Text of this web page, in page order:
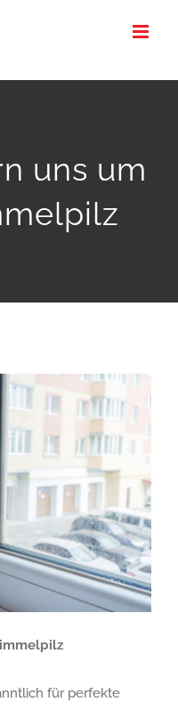
uns um
für perfekte